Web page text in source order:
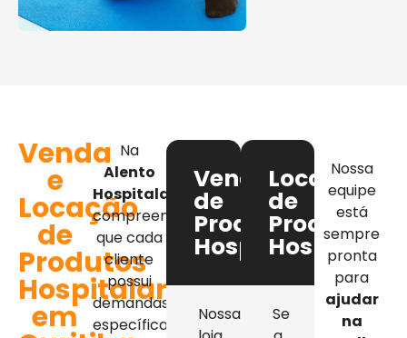
Venda
e
Locação
de
Produtos
Hospitalares
em
Na
Alento
Hospitalar
compreendemos
que cada
cliente
possui
demandas
específicas,
Venda
de
Produtos
Hospitalares
Nossa
Locação
de
Produtos
Se
Nossa
equipe
está
sempre
pronta
para
ajudar
na